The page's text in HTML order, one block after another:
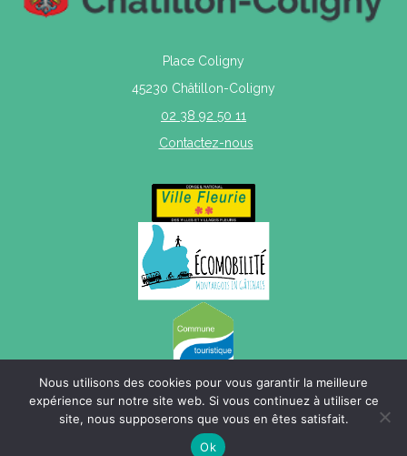
Place Coligny
45230 Châtillon-Coligny
02 38 92 50 11
Contactez-nous
Mentions légales | Politique de confidentialité
Nous utilisons des cookies pour vous garantir la meilleure
expérience sur notre site web. Si vous continuez à utiliser ce
site, nous supposerons que vous en êtes satisfait.
Ok